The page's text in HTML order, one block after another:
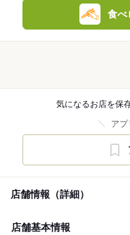
食べ
気になるお店を保
アプ
店舗情報（詳細）
店舗基本情報